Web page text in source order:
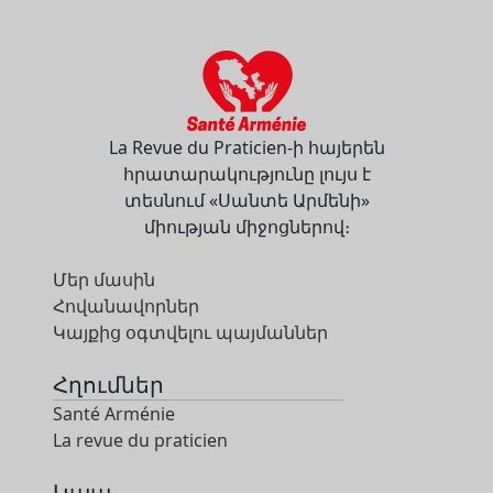
La Revue du Praticien-ի հայերեն
հրատարակությունը լույս է
տեսնում «Սանտե Արմենի»
միության միջոցներով։
Մեր մասին
Հովանավորներ
Կայքից օգտվելու պայմաններ
Հղումներ
Santé Arménie
La revue du praticien